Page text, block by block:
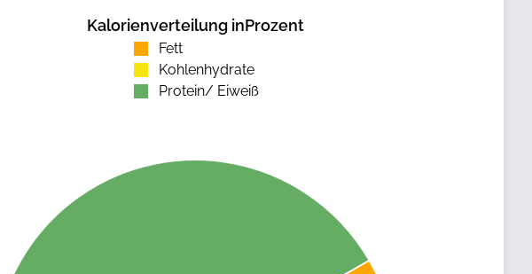
Kalorienverteilung inProzent
Fett
Kohlenhydrate
Protein/ Eiweiß